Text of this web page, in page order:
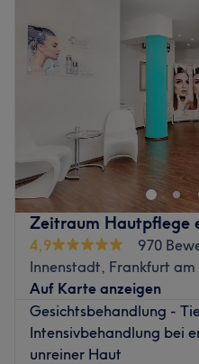
Zeitraum Hautpflege
4,9
970
Innenstadt, Frankfurt am
Auf Karte anzeigen
Gesichtsbehandlung -
Intensivbehandlung bei
unreiner Haut